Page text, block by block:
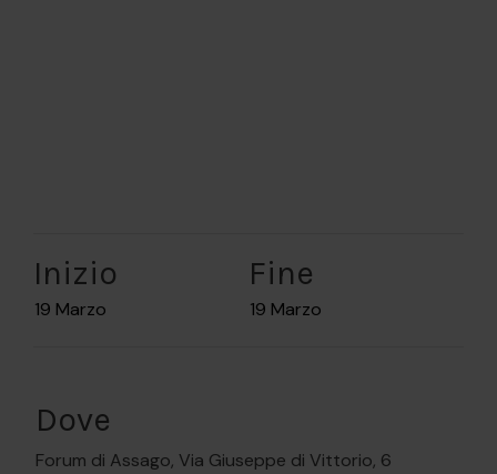
Inizio
19 Marzo
Fine
19 Marzo
Dove
Forum di Assago, Via Giuseppe di Vittorio, 6